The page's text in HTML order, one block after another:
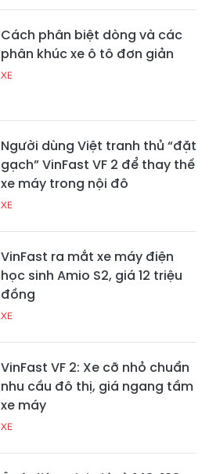
Cách phân biệt dòng và các
phân khúc xe ô tô đơn giản
XE
Người dùng Việt tranh thủ “đặt
gạch” VinFast VF 2 để thay thế
xe máy trong nội đô
XE
VinFast ra mắt xe máy điện
học sinh Amio S2, giá 12 triệu
đồng
XE
VinFast VF 2: Xe cỡ nhỏ chuẩn
nhu cầu đô thị, giá ngang tầm
xe máy
XE